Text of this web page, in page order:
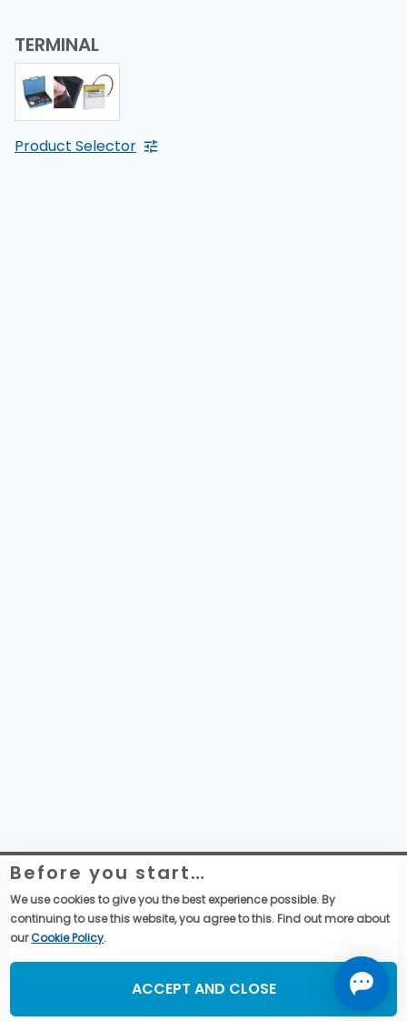
TERMINAL
Product Selector
Telemecanique Sensors – Datenschutzerklärung
Rechtliche Informationen zur Website
Globale Einkaufsbedingungen
Allgemeine Verkaufsbedingungen
Social Media
Before you start…
We use cookies to give you the best experience possible. By
continuing to use this website, you agree to this. Find out more about
ourCookie Policy.
ACCEPT AND CLOSE